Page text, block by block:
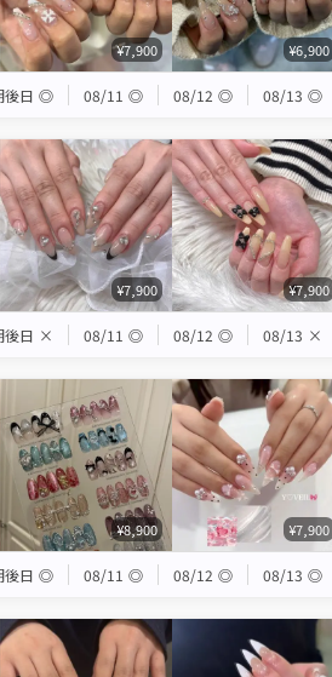
¥7,900 ¥6,900
後日 ◎ 08/11 ◎ 08/12 ◎ 08/13 ◎
¥7,900 ¥7,900
後日 × 08/11 ◎ 08/12 ◎ 08/13 ×
¥8,900 ¥7,900
後日 ◎ 08/11 ◎ 08/12 ◎ 08/13 ◎